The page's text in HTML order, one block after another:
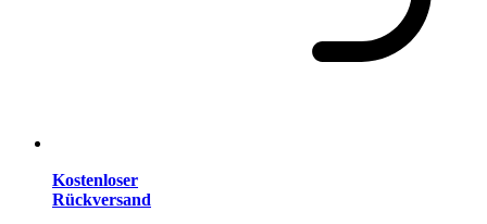
Kostenloser
Rückversand